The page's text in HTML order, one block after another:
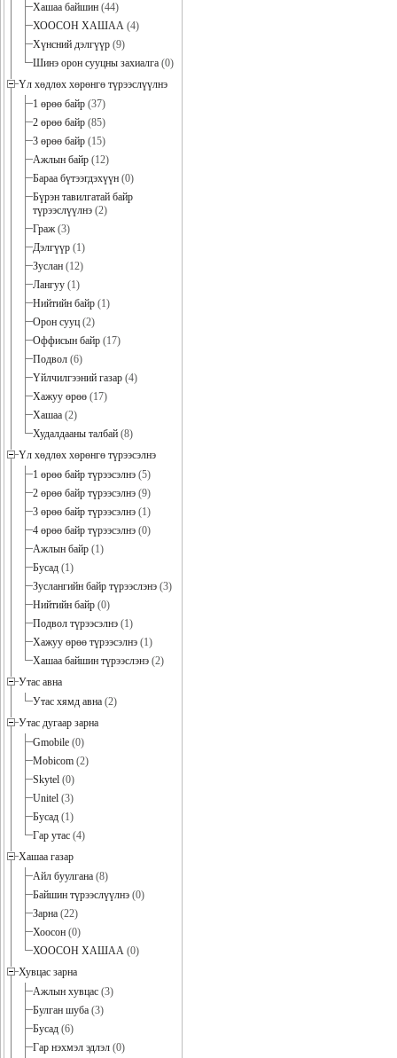
Хашаа байшин (44)
ХООСОН ХАШАА (4)
Хүнсний дэлгүүр (9)
Шинэ орон сууцны захиалга (0)
Үл хөдлөх хөрөнгө түрээслүүлнэ
1 өрөө байр (37)
2 өрөө байр (85)
3 өрөө байр (15)
Ажлын байр (12)
Бараа бүтээгдэхүүн (0)
Бүрэн тавилгатай байр
түрээслүүлнэ (2)
Граж(3)
Дэлгүүр (1)
Зуслан (12)
Лангуу (1)
Нийтийн байр (1)
Орон сууц (2)
Оффисын байр (17)
Подвол (6)
Үйлчилгээний газар (4)
Хажуу өрөө (17)
Хашаа (2)
Худалдааны талбай (8)
Үл хөдлөх хөрөнгө түрээсэлнэ
1 өрөө байр түрээсэлнэ (5)
2 өрөө байр түрээсэлнэ (9)
3 өрөө байр түрээсэлнэ (1)
4 өрөө байр түрээсэлнэ (0)
Ажлын байр (1)
Бусад (1)
Зуслангийн байр түрээслэнэ (3)
Нийтийн байр (0)
Подвол түрээсэлнэ (1)
Хажуу өрөө түрээсэлнэ (1)
Хашаа байшин түрээслэнэ (2)
Утас авна
Утас хямд авна (2)
Утас дугаар зарна
Gmobile (0)
Mobicom (2)
Skytel (0)
Unitel (3)
Бусад (1)
Гар утас (4)
Хашаа газар
Айл буулгана (8)
Байшин түрээслүүлнэ (0)
Зарна (22)
Хоосон (0)
ХООСОН ХАШАА (0)
Хувцас зарна
Ажлын хувцас (3)
Булган шуба (3)
Бусад (6)
Гар нэхмэл эдлэл (0)